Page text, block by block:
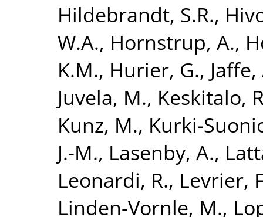
Hildebrandt, S.R.,
W.A., Hornstrup, A.,
K.M., Hurier, G.,
Juvela, M., Keskitalo,
Kunz, M., Kurki-
J.-M., Lasenby, A.,
Leonardi, R., Levrier,
Linden-Vornle, M.,